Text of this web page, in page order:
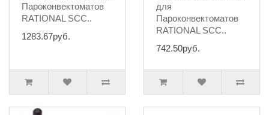
Пароконвектоматов
RATIONAL SCC..
1283.67руб.
для
Пароконвектоматов
RATIONAL SCC..
742.50руб.